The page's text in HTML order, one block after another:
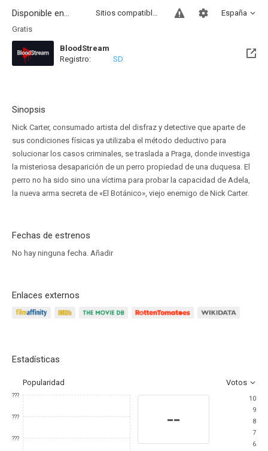
Disponible en... España
Sitios compatibles
Gratis
BloodStream
Registro:
SD
Sinopsis
Nick Carter, consumado artista del disfraz y detective que aparte de
sus condiciones físicas ya utilizaba el método deductivo para
solucionar los casos criminales, se traslada a Praga, donde investiga
la misteriosa desaparición de un perro propiedad de una duquesa. El
perro no ha sido sino una víctima para probar la capacidad de Adela,
la nueva arma secreta de «El Botánico», viejo enemigo de Nick Carter.
Fechas de estrenos
No hay ninguna fecha. Añadir
Enlaces externos
Estadísticas
Popularidad Votos
???
???
???
--
10
9
8
7
6